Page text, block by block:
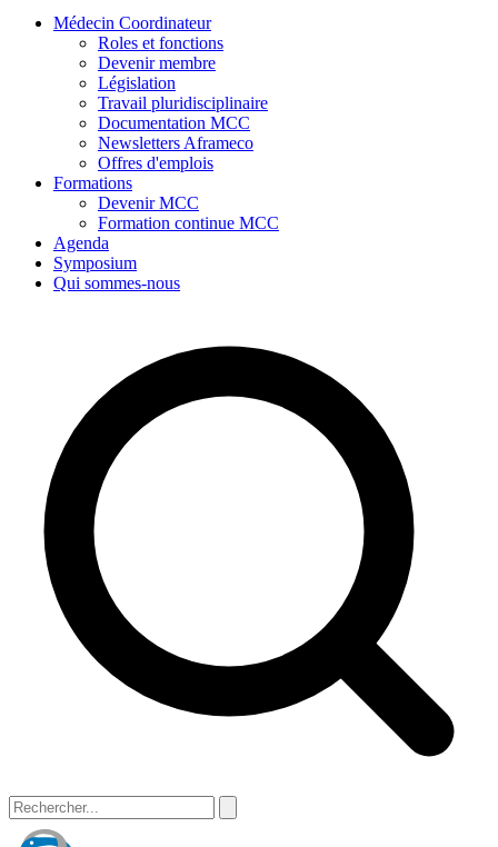
Médecin Coordinateur
Roles et fonctions
Devenir membre
Législation
Travail pluridisciplinaire
Documentation MCC
Newsletters Aframeco
Offres d'emplois
Formations
Devenir MCC
Formation continue MCC
Agenda
Symposium
Qui sommes-nous